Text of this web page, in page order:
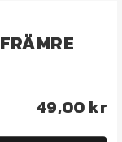
49,00 kr